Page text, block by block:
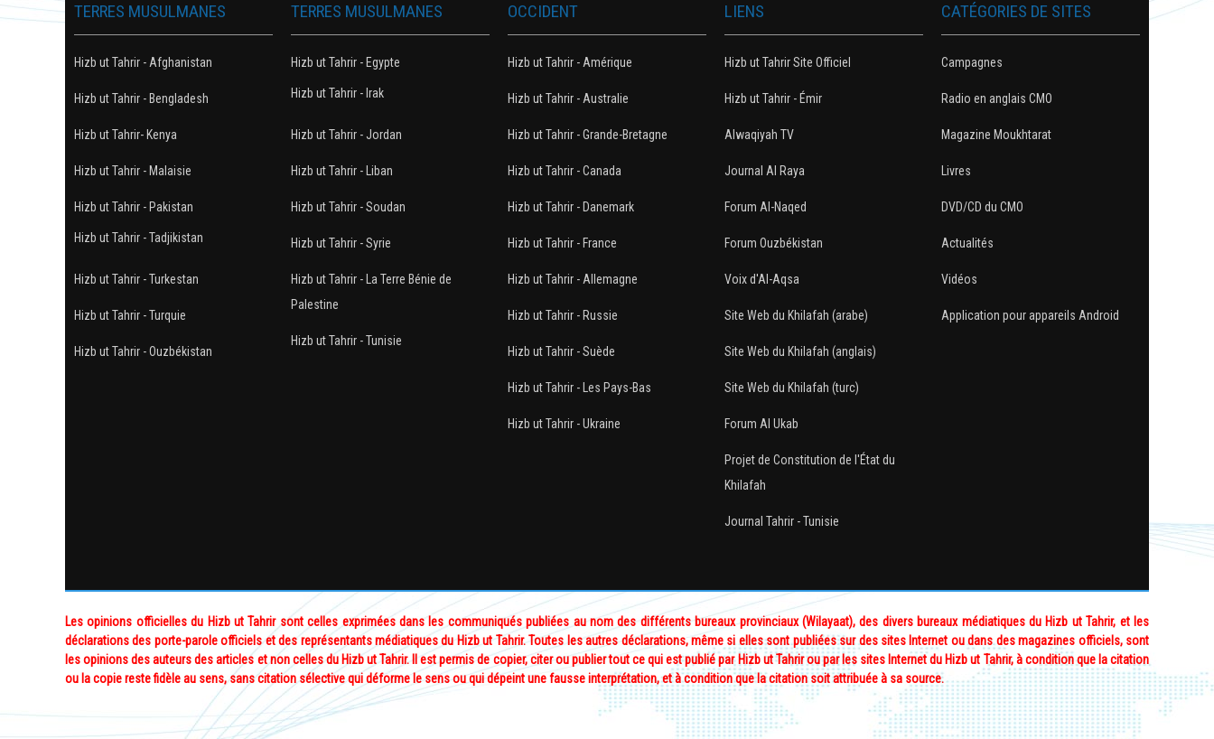
CATÉGORIES DE SITES
Campagnes
Radio en anglais CMO
Magazine Moukhtarat
Livres
DVD/CD du CMO
Actualités
Vidéos
Application pour appareils Android
LIENS
Hizb ut Tahrir Site Officiel
Hizb ut Tahrir - Émir
Alwaqiyah TV
Journal Al Raya
Forum Al-Naqed
Forum Ouzbékistan
Voix d'Al-Aqsa
Site Web du Khilafah (arabe)
Site Web du Khilafah (anglais)
Site Web du Khilafah (turc)
Forum Al Ukab
Projet de Constitution de l'État du
Khilafah
Journal Tahrir - Tunisie
OCCIDENT
Hizb ut Tahrir - Amérique
Hizb ut Tahrir - Australie
Hizb ut Tahrir - Grande-Bretagne
Hizb ut Tahrir - Canada
Hizb ut Tahrir - Danemark
Hizb ut Tahrir - France
Hizb ut Tahrir - Allemagne
Hizb ut Tahrir - Russie
Hizb ut Tahrir - Suède
Hizb ut Tahrir - Les Pays-Bas
Hizb ut Tahrir - Ukraine
TERRES MUSULMANES
Hizb ut Tahrir - Egypte
Hizb ut Tahrir - Irak
Hizb ut Tahrir - Jordan
Hizb ut Tahrir - Liban
Hizb ut Tahrir - Soudan
Hizb ut Tahrir - Syrie
Hizb ut Tahrir - La Terre Bénie de
Palestine
Hizb ut Tahrir - Tunisie
TERRES MUSULMANES
Hizb ut Tahrir - Afghanistan
Hizb ut Tahrir - Bengladesh
Hizb ut Tahrir- Kenya
Hizb ut Tahrir - Malaisie
Hizb ut Tahrir - Pakistan
Hizb ut Tahrir - Tadjikistan
Hizb ut Tahrir - Turkestan
Hizb ut Tahrir - Turquie
Hizb ut Tahrir - Ouzbékistan
Les opinions officielles du Hizb ut Tahrir sont celles exprimées dans les communiqués publiées au nom des différents bureaux provinciaux (Wilayaat), des divers bureaux médiatiques du Hizb ut Tahrir, et les
déclarations des porte-parole officiels et des représentants médiatiques du Hizb ut Tahrir. Toutes les autres déclarations, même si elles sont publiées sur des sites Internet ou dans des magazines officiels, sont
les opinions des auteurs des articles et non celles du Hizb ut Tahrir. Il est permis de copier, citer ou publier tout ce qui est publié par Hizb ut Tahrir ou par les sites Internet du Hizb ut Tahrir, à condition que la citation
ou la copie reste fidèle au sens, sans citation sélective qui déforme le sens ou qui dépeint une fausse interprétation, et à condition que la citation soit attribuée à sa source.